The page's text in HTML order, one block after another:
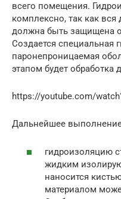
всего помещения.
комплексно, так как вся
должна быть защищена
Создается специальная
паронепроницаемая
этапом будет обработка
https://youtube.com/
Дальнейшее
гидроизоляцию
жидким
наносится
материалом